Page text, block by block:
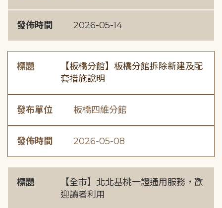
發佈時間 2026-05-14
標題
【板橋分館】板橋分館拆除新建及配
套措施說明
發布單位 板橋四維分館
發佈時間 2026-05-08
標題
【全市】北北基桃一證通用服務，歡
迎讀者利用